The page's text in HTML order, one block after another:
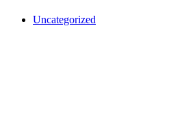
Uncategorized